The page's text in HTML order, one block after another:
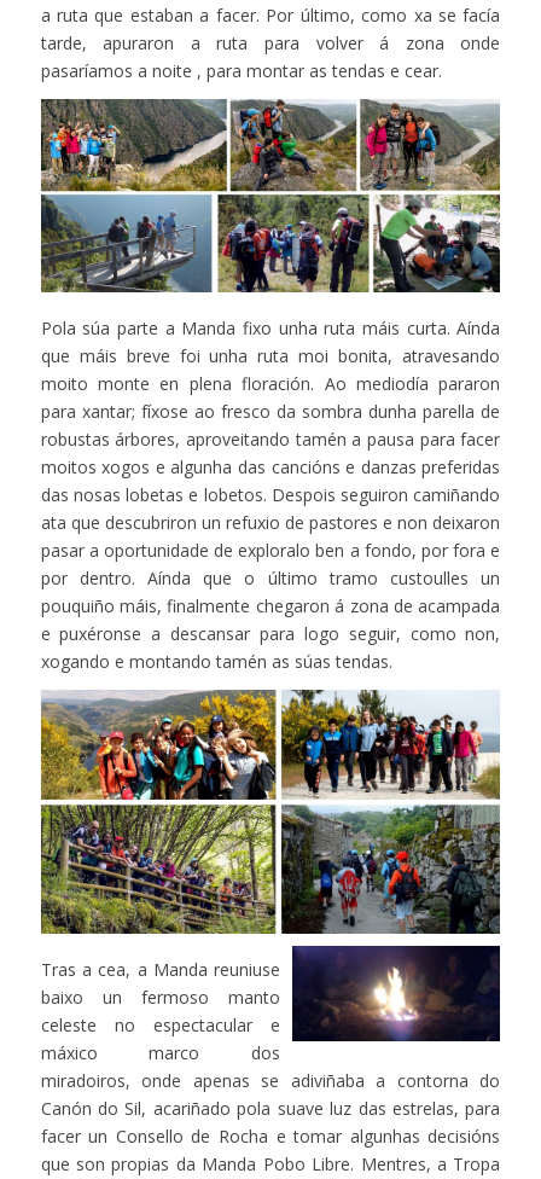
a ruta que estaban a facer. Por último, como xa se facía
tarde, apuraron a ruta para volver á zona onde
pasaríamos a noite , para montar as tendas e cear.
Pola súa parte a Manda fixo unha ruta máis curta. Aínda
que máis breve foi unha ruta moi bonita, atravesando
moito monte en plena floración. Ao mediodía pararon
para xantar; fíxose ao fresco da sombra dunha parella de
robustas árbores, aproveitando tamén a pausa para facer
moitos xogos e algunha das cancións e danzas preferidas
das nosas lobetas e lobetos. Despois seguiron camiñando
ata que descubriron un refuxio de pastores e non deixaron
pasar a oportunidade de exploralo ben a fondo, por fora e
por dentro. Aínda que o último tramo custoulles un
pouquiño máis, finalmente chegaron á zona de acampada
e puxéronse a descansar para logo seguir, como non,
xogando e montando tamén as súas tendas.
Tras a cea, a Manda reuniuse
baixo un fermoso manto
celeste no espectacular e
máxico marco dos
miradoiros, onde apenas se adiviñaba a contorna do
Canón do Sil, acariñado pola suave luz das estrelas, para
facer un Consello de Rocha e tomar algunhas decisións
que son propias da Manda Pobo Libre. Mentres, a Tropa